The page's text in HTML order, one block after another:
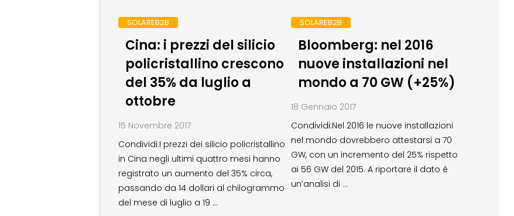
SOLAREB2B
Cina: i prezzi del silicio
policristallino crescono
del 35% da luglio a
ottobre
15 Novembre 2017
Condividi:I prezzi dei silicio policristallino
in Cina negli ultimi quattro mesi hanno
registrato un aumento del 35% circa,
passando da 14 dollari al chilogrammo
del mese di luglio a 19 …
SOLAREB2B
Bloomberg: nel 2016
nuove installazioni nel
mondo a 70 GW (+25%)
18 Gennaio 2017
Condividi:Nel 2016 le nuove installazioni
nel mondo dovrebbero attestarsi a 70
GW, con un incremento del 25% rispetto
ai 56 GW del 2015. A riportare il dato è
un’analisi di …